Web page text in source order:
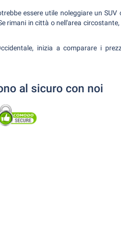
essere utile noleggiare un
rimani in città o nell'area
inizia a comparare i
al sicuro con noi